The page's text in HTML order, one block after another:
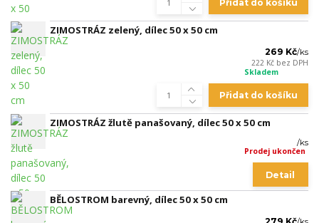
Přidat do košíku
ZIMOSTRÁZ zelený, dílec 50 x 50 cm
269 Kč/ks
222 Kč bez DPH
Skladem
Přidat do košíku
ZIMOSTRÁZ žlutě panašovaný, dílec 50 x 50 cm
/ks
Prodej ukončen
Detail
BĚLOSTROM barevný, dílec 50 x 50 cm